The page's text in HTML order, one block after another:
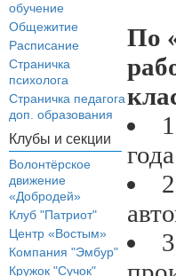
обучение
Общежитие
Расписание
Страничка
психолога
Страничка педагога
доп. образования
Клубы и секции
Волонтёрское
движение
«Добродей»
Клуб "Патриот"
Центр «Востым»
Компания "Эмбур"
Кружок "Сучок"
По